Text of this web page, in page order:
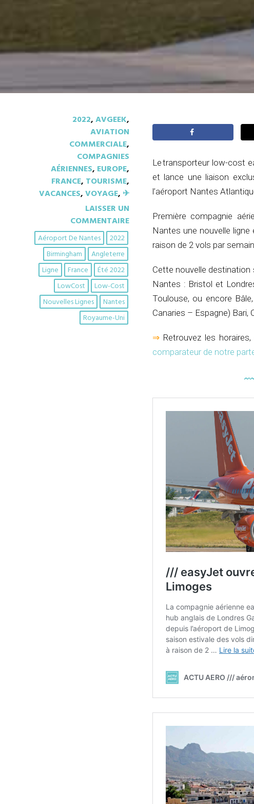
2022,AVGEEK,
AVIATION
COMMERCIALE,
COMPAGNIES
AÉRIENNES, EUROPE,
FRANCE, TOURISME,
VACANCES,VOYAGE, ✈︎
LAISSER UN
COMMENTAIRE
2022
Aéroport De Nantes
Angleterre
Birmingham
Été 2022
France
Ligne
Low-Cost
LowCost
Nantes
Nouvelles Lignes
Royaume-Uni
Le transporteur low-cost
et lance une liaison
l’aéroport Nantes
Première compagnie
Nantes une nouvelle
raison de 2 vols par
Cette nouvelle destination
Nantes : Bristol et
Toulouse, ou encore
Canaries – Espagne)
⇒ Retrouvez les
comparateur de notre